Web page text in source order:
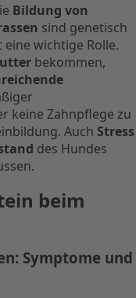
Bildung von
sind genetisch
eine wichtige Rolle.
bekommen,
keine Zahnpflege zu
Auch Stress
des Hundes
beim
Symptome und